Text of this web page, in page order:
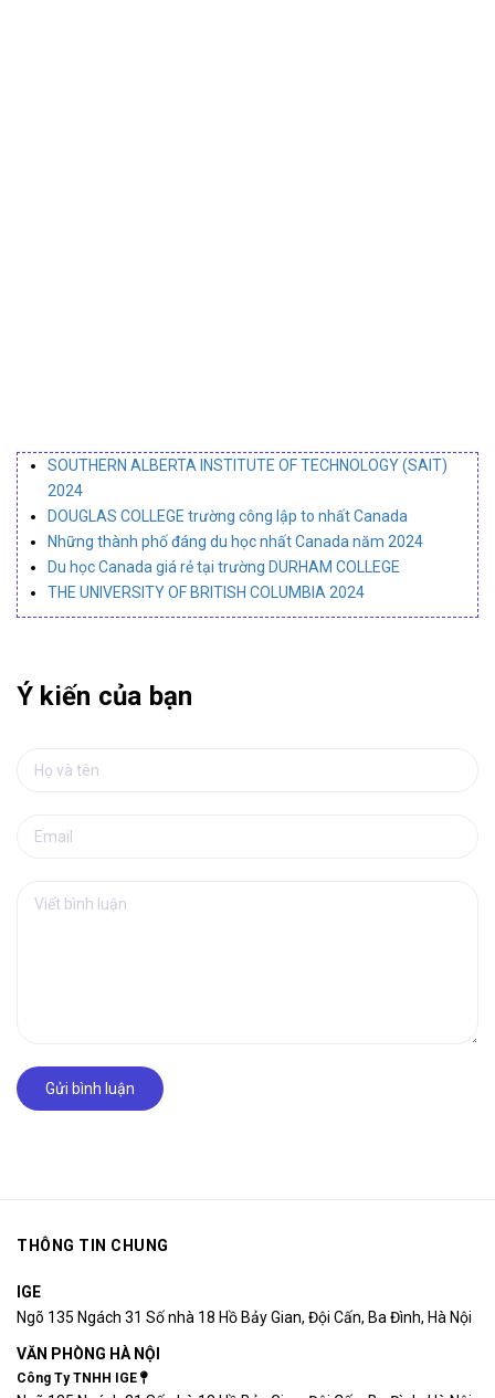
SOUTHERN ALBERTA INSTITUTE OF TECHNOLOGY (SAIT)
2024
DOUGLAS COLLEGE trường công lập to nhất Canada
Những thành phố đáng du học nhất Canada năm 2024
Du học Canada giá rẻ tại trường DURHAM COLLEGE
THE UNIVERSITY OF BRITISH COLUMBIA 2024
Ý kiến của bạn
Gửi bình luận
THÔNG TIN CHUNG
IGE
Ngõ 135 Ngách 31 Số nhà 18 Hồ Bảy Gian, Đội Cấn, Ba Đình, Hà Nội
VĂN PHÒNG HÀ NỘI
Công Ty TNHH IGE